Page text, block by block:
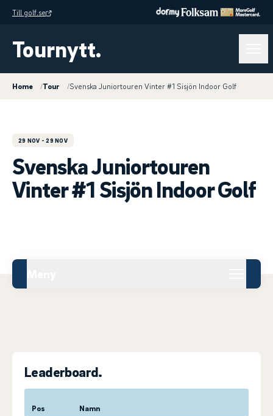
Till golf.se
Tournytt.
Home /Tour /Svenska Juniortouren Vinter #1 Sisjön Indoor Golf
29 NOV - 29 NOV
Svenska Juniortouren
Vinter #1 Sisjön Indoor Golf
Leaderboard.
Pos Namn